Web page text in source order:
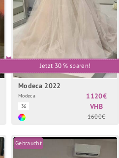
Jetzt 30 % sparen!
Modeca 2022
Modeca
36
1120€
VHB
1600€
Gebraucht